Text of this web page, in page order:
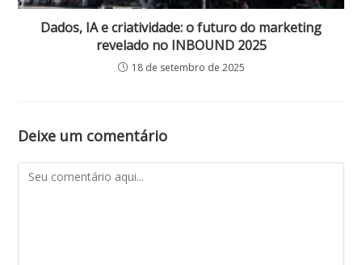
Dados, IA e criatividade: o futuro do marketing
revelado no INBOUND 2025
18 de setembro de 2025
Deixe um comentário